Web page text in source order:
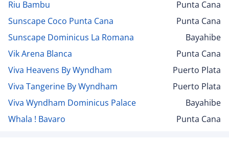
Riu Bambu
Punta Cana
Sunscape Coco Punta Cana
Punta Cana
Sunscape Dominicus La Romana
Bayahibe
Vik Arena Blanca
Punta Cana
Viva Heavens By Wyndham
Puerto Plata
Viva Tangerine By Wyndham
Puerto Plata
Viva Wyndham Dominicus Palace
Bayahibe
Whala ! Bavaro
Punta Cana